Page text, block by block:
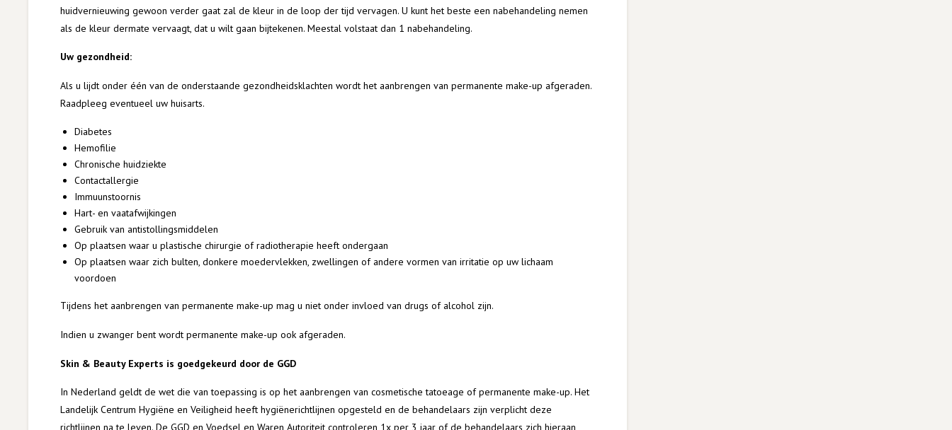
huidvernieuwing gewoon verder gaat zal de kleur in de loop der tijd vervagen. U kunt het beste een nabehandeling nemen
als de kleur dermate vervaagt, dat u wilt gaan bijtekenen. Meestal volstaat dan 1 nabehandeling.
Uw gezondheid:
Als u lijdt onder één van de onderstaande gezondheidsklachten wordt het aanbrengen van permanente make-up afgeraden.
Raadpleeg eventueel uw huisarts.
Diabetes
Hemofilie
Chronische huidziekte
Contactallergie
Immuunstoornis
Hart- en vaatafwijkingen
Gebruik van antistollingsmiddelen
Op plaatsen waar u plastische chirurgie of radiotherapie heeft ondergaan
Op plaatsen waar zich bulten, donkere moedervlekken, zwellingen of andere vormen van irritatie op uw lichaam
voordoen
Tijdens het aanbrengen van permanente make-up mag u niet onder invloed van drugs of alcohol zijn.
Indien u zwanger bent wordt permanente make-up ook afgeraden.
Skin & Beauty Experts is goedgekeurd door de GGD
In Nederland geldt de wet die van toepassing is op het aanbrengen van cosmetische tatoeage of permanente make-up. Het
Landelijk Centrum Hygiëne en Veiligheid heeft hygiënerichtlijnen opgesteld en de behandelaars zijn verplicht deze